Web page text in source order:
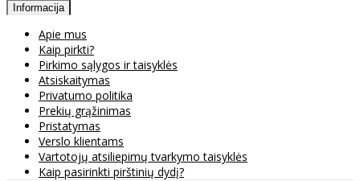
Informacija
Apie mus
Kaip pirkti?
Pirkimo sąlygos ir taisyklės
Atsiskaitymas
Privatumo politika
Prekių grąžinimas
Pristatymas
Verslo klientams
Vartotojų atsiliepimų tvarkymo taisyklės
Kaip pasirinkti pirštinių dydį?